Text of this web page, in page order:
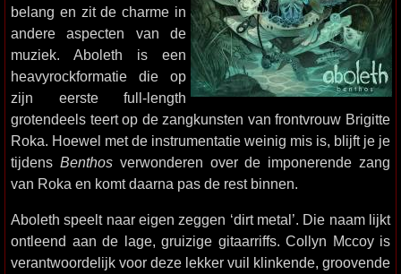
belang en zit de charme in
andere aspecten van de
muziek. Aboleth is een
heavyrockformatie die op
zijn eerste full-length
grotendeels teert op de zangkunsten van frontvrouw Brigitte
Roka. Hoewel met de instrumentatie weinig mis is, blijft je je
tijdens Benthosverwonderen over de imponerende zang
van Roka en komt daarna pas de rest binnen.
Aboleth speelt naar eigen zeggen ‘dirt metal’. Die naam lijkt
ontleend aan de lage, gruizige gitaarriffs. Collyn Mccoy is
verantwoordelijk voor deze lekker vuil klinkende, groovende